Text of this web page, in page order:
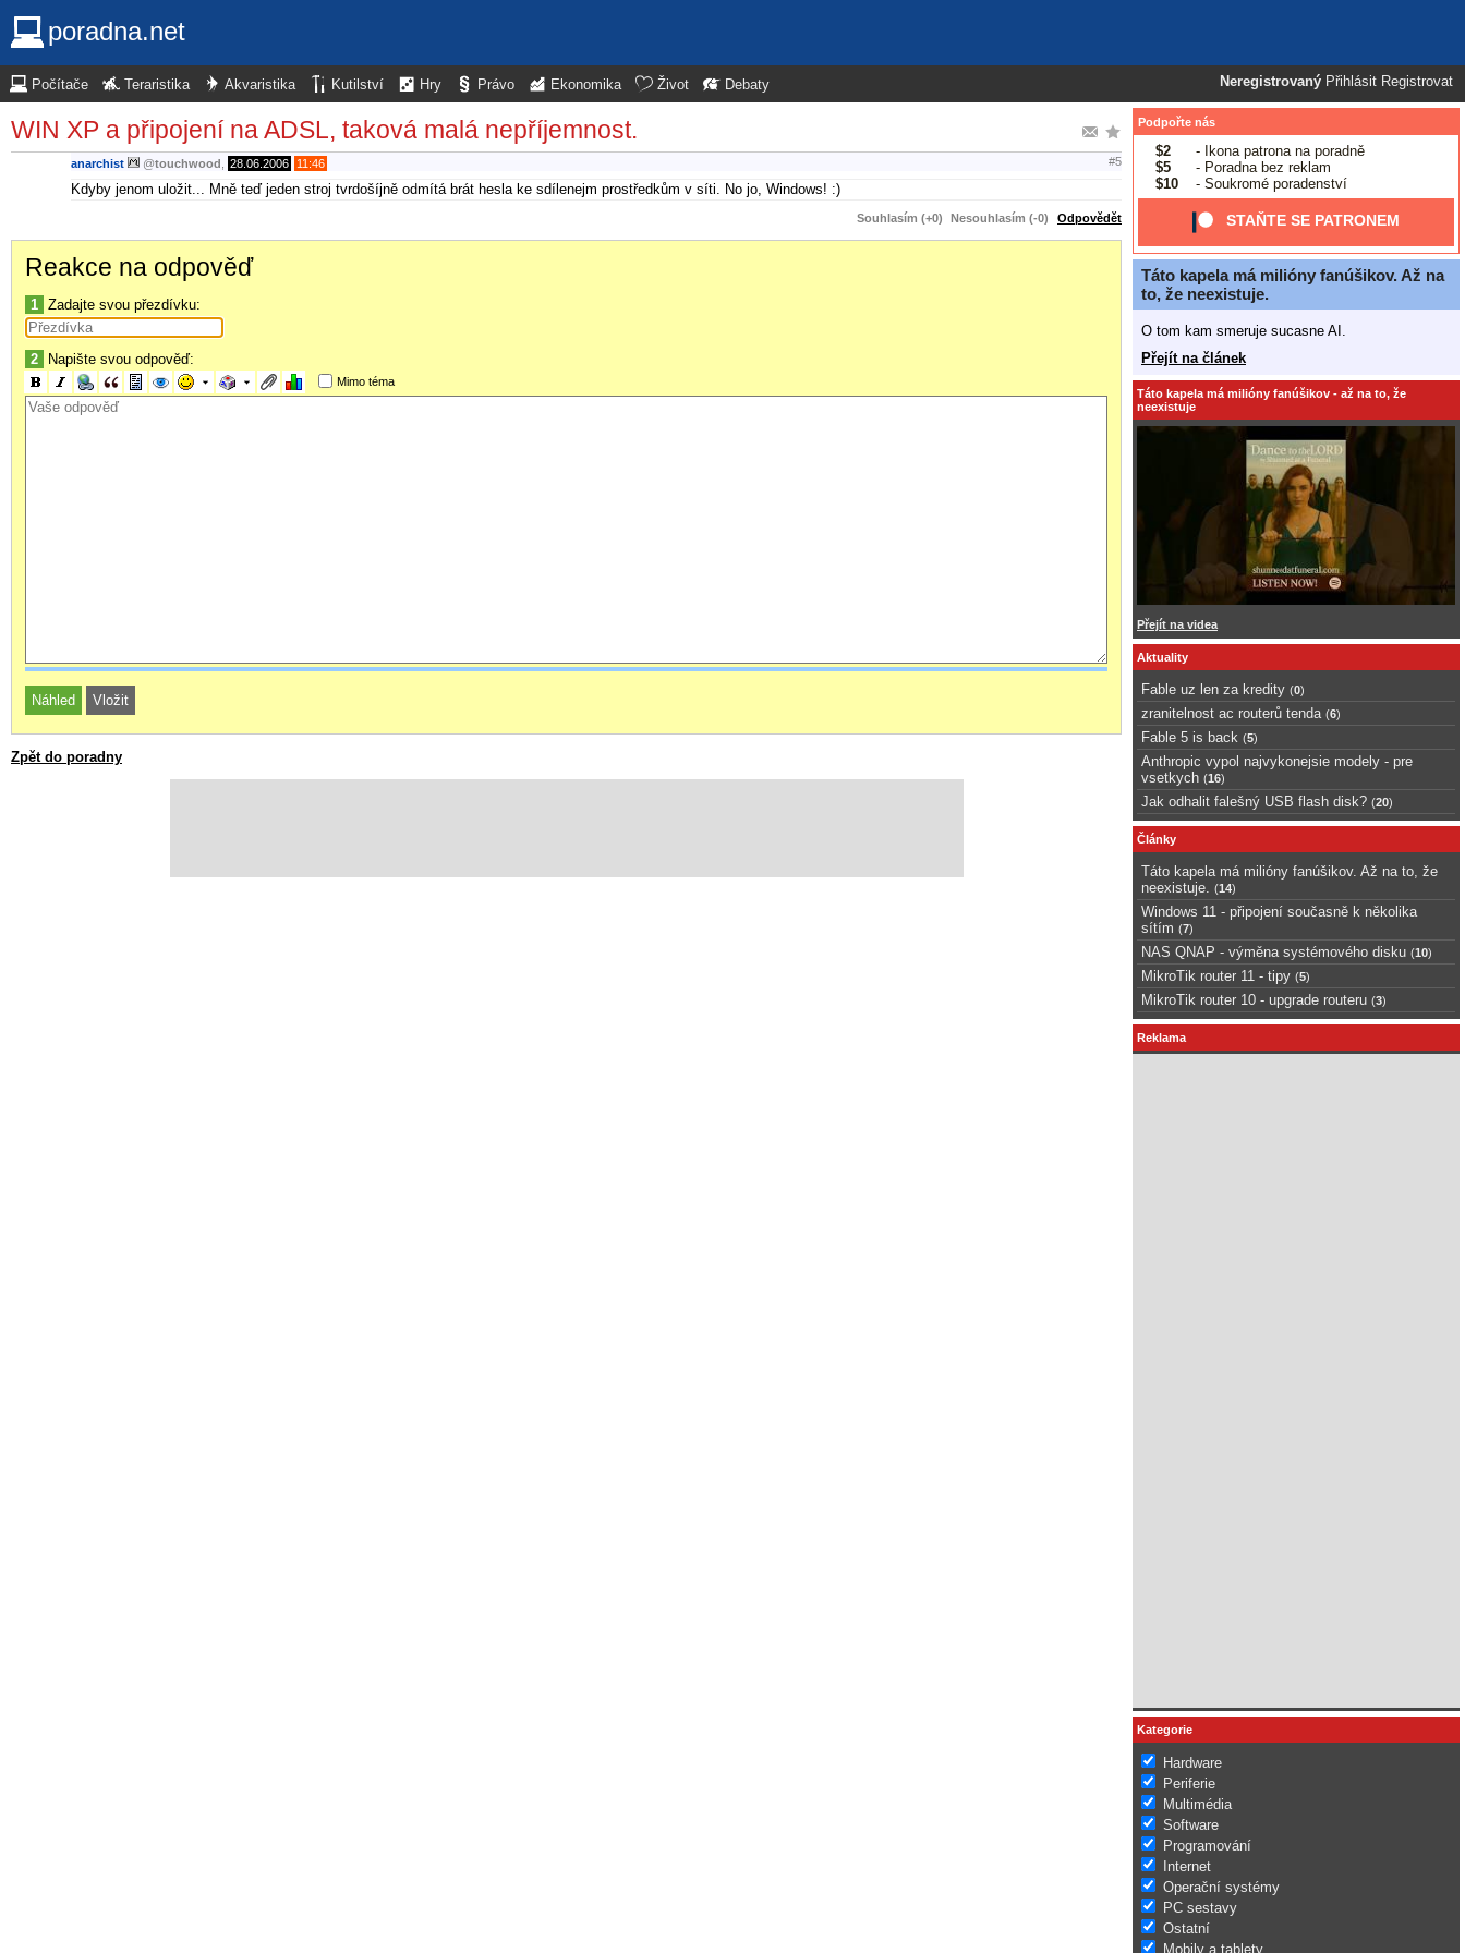
poradna.net
Neregistrovaný Přihlásit Registrovat
Počítače Teraristika Akvaristika Kutilství Hry Právo Ekonomika Život Debaty
WIN XP a připojení na ADSL, taková malá nepříjemnost.
anarchist @touchwood 28.06.2006 11:46 #5
Kdyby jenom uložit... Mně teď jeden stroj tvrdošíjně odmítá brát hesla ke sdílenejm prostředkům v síti. No jo, Windows! :)
Souhlasím (+0) Nesouhlasím (-0) Odpovědět
Reakce na odpověď
1 Zadajte svou přezdívku:
2 Napište svou odpověď:
Mimo téma
Zpět do poradny
Podpořte nás
$2
- Ikona patrona na poradně
$5
- Poradna bez reklam
$10
- Soukromé poradenství
STAŇTE SE PATRONEM
Táto kapela má milióny fanúšikov. Až na
to, že neexistuje.
O tom kam smeruje sucasne AI.
Přejít na článek
Táto kapela má milióny fanúšikov - až na to, že
neexistuje
Přejít na videa
Aktuality
Fable uz len za kredity (0)
zranitelnost ac routerů tenda (6)
Fable 5 is back (5)
Anthropic vypol najvykonejsie modely - pre
vsetkych (16)
Jak odhalit falešný USB flash disk? (20)
Články
Táto kapela má milióny fanúšikov. Až na to, že
neexistuje.
(14)
Windows 11 - připojení současně k několika
sítím (7)
NAS QNAP - výměna systémového disku (10)
MikroTik router 11 - tipy (5)
MikroTik router 10 - upgrade routeru (3)
Reklama
Kategorie
Hardware
Periferie
Multimédia
Software
Programování
Internet
Operační systémy
PC sestavy
Ostatní
Mobily a tablety